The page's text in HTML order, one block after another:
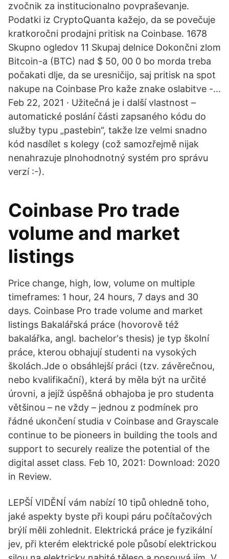
zvočnik za institucionalno povpraševanje.
Podatki iz CryptoQuanta kažejo, da se povečuje
kratkoročni prodajni pritisk na Coinbase. 1678
Skupno ogledov 11 Skupaj delnice Dokončni zlom
Bitcoin-a (BTC) nad $ 50, 00 0 bo morda treba
počakati dlje, da se uresničijo, saj pritisk na spot
nakupe na Coinbase Pro kaže znake oslabitve -…
Feb 22, 2021 · Užitečná je i další vlastnost –
automatické poslání části zapsaného kódu do
služby typu „pastebin“, takže lze velmi snadno
kód nasdílet s kolegy (což samozřejmě nijak
nenahrazuje plnohodnotný systém pro správu
verzí :-).
Coinbase Pro trade
volume and market
listings
Price change, high, low, volume on multiple
timeframes: 1 hour, 24 hours, 7 days and 30
days. Coinbase Pro trade volume and market
listings Bakalářská práce (hovorově též
bakalářka, angl. bachelor's thesis) je typ školní
práce, kterou obhajují studenti na vysokých
školách.Jde o obsáhlejší práci (tzv. závěrečnou,
nebo kvalifikační), která by měla být na určité
úrovni, a jejíž úspěšná obhajoba je pro studenta
většinou – ne vždy – jednou z podmínek pro
řádné ukončení studia v Coinbase and Grayscale
continue to be pioneers in building the tools and
support to securely realize the potential of the
digital asset class. Feb 10, 2021: Download: 2020
in Review.
LEPŠÍ VIDĚNÍ vám nabízí 10 tipů ohledně toho,
jaké aspekty byste při koupi páru počítačových
brýlí měli zohlednit. Elektrická práce je fyzikální
jev, při kterém elektrické pole působí elektrickou